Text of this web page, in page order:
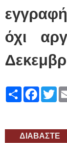
όχι
Share
ΔΙΑΒΑΣΤΕ